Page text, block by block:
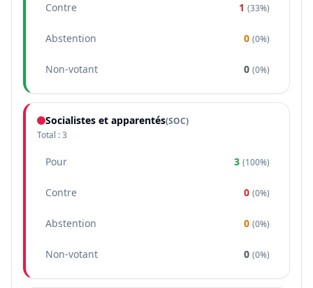
Contre 1 (33%)
Abstention 0 (0%)
Non-votant 0 (0%)
Socialistes et apparentés(SOC)
Total :3
Pour 3 (100%)
Contre 0 (0%)
Abstention 0 (0%)
Non-votant 0 (0%)